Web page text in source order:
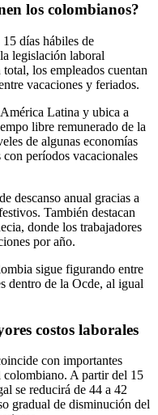
los colombianos?
días hábiles de
legislación laboral
los empleados cuentan
vacaciones y feriados.
Latina y ubica a
libre remunerado de la
de algunas economías
períodos vacacionales
descanso anual gracias a
También destacan
donde los trabajadores
por año.
sigue figurando entre
dentro de la Ocde, al igual
costos laborales
con importantes
colombiano. A partir del 15
se reducirá de 44 a 42
gradual de disminución del